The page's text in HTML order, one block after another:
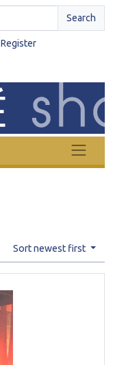
Search
Register
Sort newest first